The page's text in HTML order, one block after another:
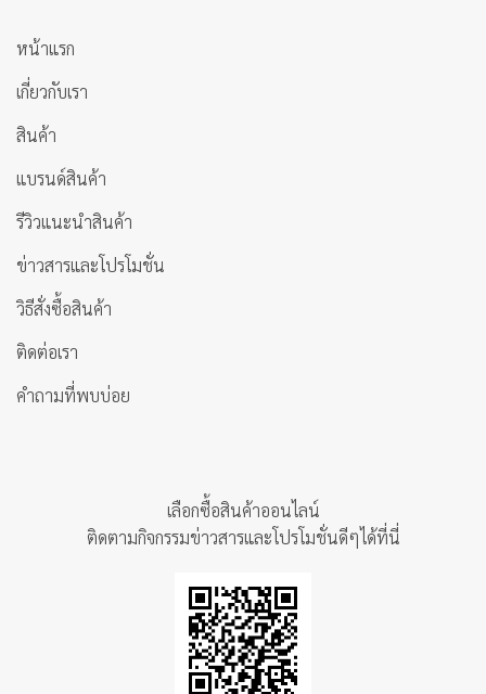
หน้าแรก
เกี่ยวกับเรา
สินค้า
แบรนด์สินค้า
รีวิวแนะนำสินค้า
ข่าวสารและโปรโมชั่น
วิธีสั่งซื้อสินค้า
ติดต่อเรา
คำถามที่พบบ่อย
เลือกซื้อสินค้าออนไลน์
ติดตามกิจกรรมข่าวสารและโปรโมชั่นดีๆได้ที่นี่